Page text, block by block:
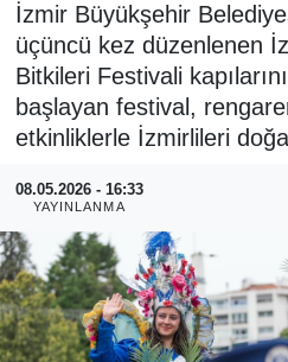
İzmir Büyükşehir
üçüncü kez düzenlenen
Bitkileri Festivali
başlayan festival,
etkinliklerle İzmirlileri
08.05.2026 - 16:33
YAYINLANMA
SİYASET
SPOR
ASAYİŞ
RESMİ REKLAM
Tüm Manşetler
Son Dakika Haberleri
Haber Arşivi